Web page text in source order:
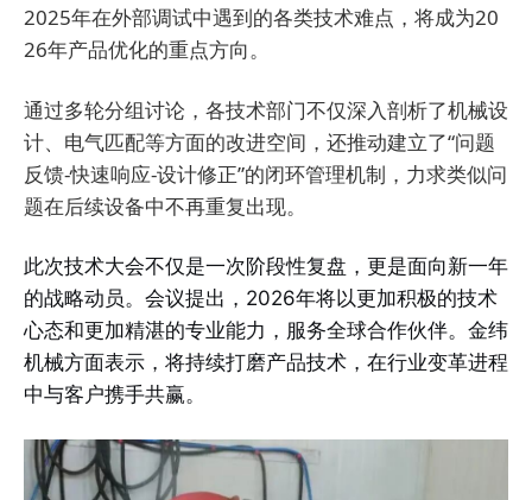
2025年在外部调试中遇到的各类技术难点，将成为20
26年产品优化的重点方向。
通过多轮分组讨论，各技术部门不仅深入剖析了机械设
计、电气匹配等方面的改进空间，还推动建立了“问题
反馈-快速响应-设计修正”的闭环管理机制，力求类似问
题在后续设备中不再重复出现。
此次技术大会不仅是一次阶段性复盘，更是面向新一年
的战略动员。会议提出，2026年将以更加积极的技术
心态和更加精湛的专业能力，服务全球合作伙伴。金纬
机械方面表示，将持续打磨产品技术，在行业变革进程
中与客户携手共赢。